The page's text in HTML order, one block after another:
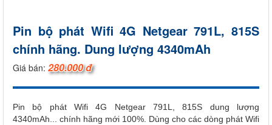
Pin bộ phát Wifi 4G Netgear 791L, 815S
chính hãng. Dung lượng 4340mAh
Giá bán: 280.000 đ
Pin bộ phát Wifi 4G Netgear 791L, 815S dung lượng
4340mAh... chính hãng mới 100%. Dùng cho các dòng phát Wifi